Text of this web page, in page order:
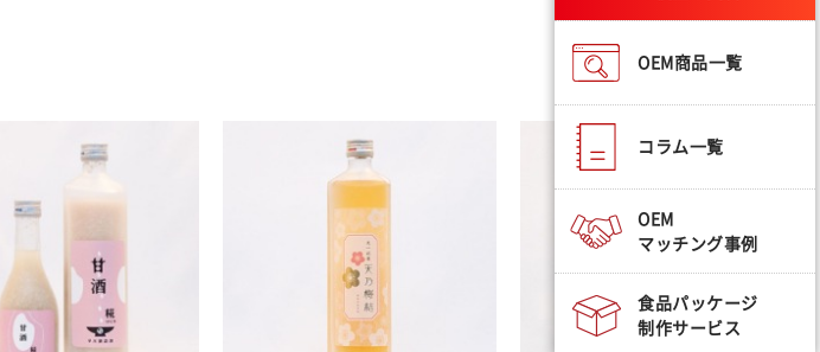
OEM商品一覧
コラム一覧
OEM
マッチング事例
食品パッケージ
制作サービス